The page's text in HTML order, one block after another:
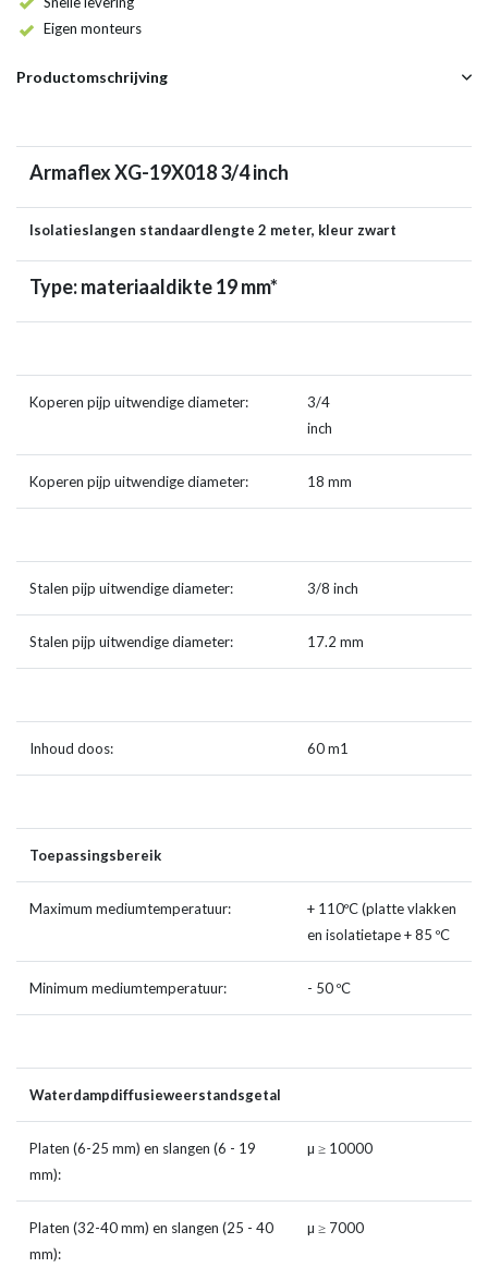
Eigen monteurs
Productomschrijving
Armaflex XG-19X018 3/4 inch
Isolatieslangen standaardlengte 2 meter, kleur zwart
Type: materiaaldikte 19 mm*
Koperen pijp uitwendige diameter:
3/4
inch
Koperen pijp uitwendige diameter: 18 mm
Stalen pijp uitwendige diameter: 3/8 inch
Stalen pijp uitwendige diameter: 17.2 mm
Inhoud doos: 60 m1
Toepassingsbereik
Maximum mediumtemperatuur:
+ 110ºC (platte vlakken
en isolatietape + 85 ºC
Minimum mediumtemperatuur: - 50 ºC
Waterdampdiffusieweerstandsgetal
Platen (6-25 mm) en slangen (6 - 19
mm):
µ ≥ 10000
Platen (32-40 mm) en slangen (25 - 40
mm):
µ ≥ 7000